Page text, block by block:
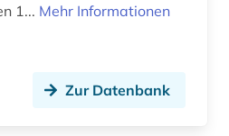
allgemeine volkswirtschaftslehre (3)
allgemeines prozessrecht und zivilprozess (1)
allgemeines sozialversicherungsgesetz (1)
1... Mehr Informationen
Zur Datenbank